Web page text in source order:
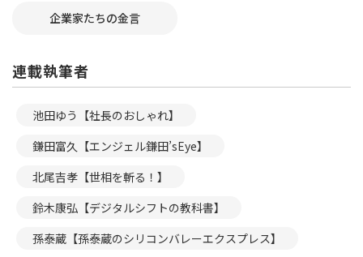
企業家たちの金言
連載執筆者
池田ゆう【社長のおしゃれ】
鎌田富久【エンジェル鎌田’sEye】
北尾吉孝【世相を斬る！】
鈴木康弘【デジタルシフトの教科書】
孫泰蔵【孫泰蔵のシリコンバレーエクスプレス】